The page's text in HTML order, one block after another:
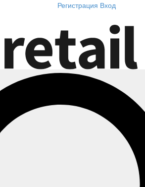
Регистрация Вход